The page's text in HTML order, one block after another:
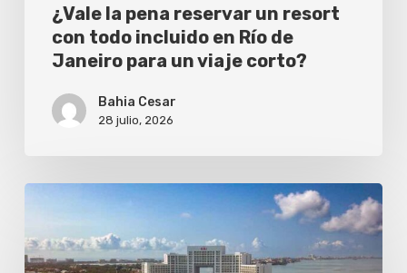
Janeiro
¿Vale la pena reservar un resort
con todo incluido en Río de
Janeiro para un viaje corto?
Bahia Cesar
28 julio, 2026
imperdibles